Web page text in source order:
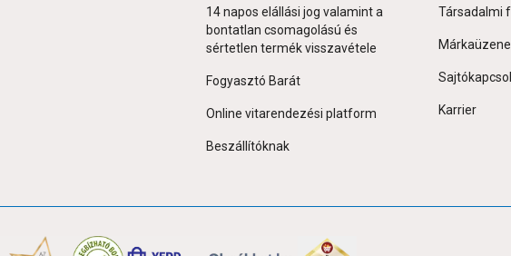
14 napos elállási jog valamint a
bontatlan csomagolású és
sértetlen termék visszavétele
Fogyasztó Barát
Online vitarendezési platform
Beszállítóknak
Társadalmi
Karrier